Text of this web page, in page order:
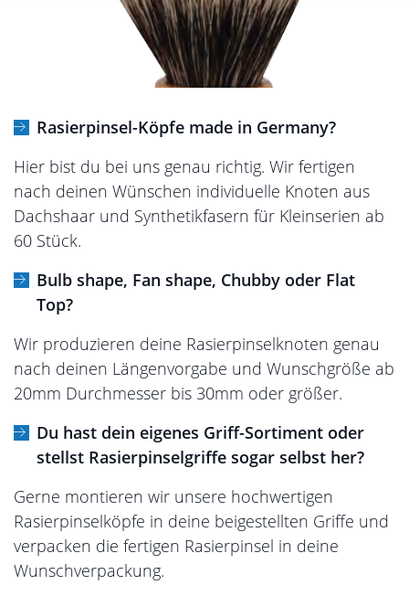
Rasierpinsel-Köpfe made in Germany?
Hier bist du bei uns genau richtig. Wir fertigen
nach deinen Wünschen individuelle Knoten aus
Dachshaar und Synthetikfasern für Kleinserien ab
60 Stück.
Bulb shape, Fan shape, Chubby oder Flat
Top?
Wir produzieren deine Rasierpinselknoten genau
nach deinen Längenvorgabe und Wunschgröße ab
20mm Durchmesser bis 30mm oder größer.
Du hast dein eigenes Griff-Sortiment oder
stellst Rasierpinselgriffe sogar selbst her?
Gerne montieren wir unsere hochwertigen
Rasierpinselköpfe in deine beigestellten Griffe und
verpacken die fertigen Rasierpinsel in deine
Wunschverpackung.